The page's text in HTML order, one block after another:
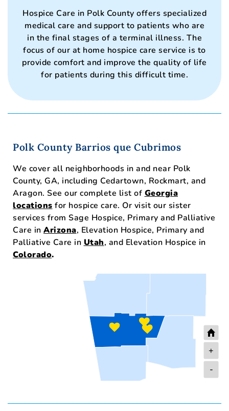
Hospice Care in Polk County offers specialized
medical care and support to patients who are
in the final stages of a terminal illness. The
focus of our at home hospice care service is to
provide comfort and improve the quality of life
for patients during this difficult time.
Polk County Barrios que Cubrimos
We cover all neighborhoods in and near Polk
County, GA, including Cedartown, Rockmart, and
Aragon. See our complete list of Georgia
locations for hospice care. Or visit our sister
services from Sage Hospice, Primary and Palliative
Care in Arizona, Elevation Hospice, Primary and
Palliative Care in Utah, and Elevation Hospice in
Colorado.
+
-